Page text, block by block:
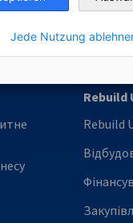
Rebuild
Rebuild
Jede Nutzung